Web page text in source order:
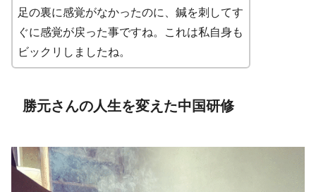
足の裏に感覚がなかったのに、鍼を刺してす
ぐに感覚が戻った事ですね。これは私自身も
ビックリしましたね。
勝元さんの人生を変えた中国研修